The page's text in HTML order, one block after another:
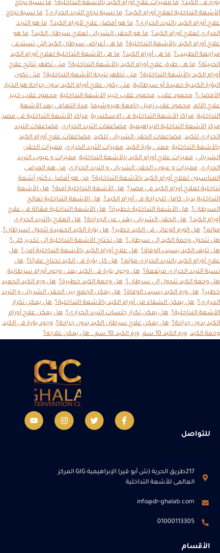
بؤرة فى الكبد؟, ما مميزات علاج أورام الكبد بالأشعة التداخلية؟, ما نسبة نجاح
الأشعة التداخلية لعلاج أورام الكبد؟, ما نسبة نجاح التردد الحرارى؟, ما نسبة نجاح
علاج أورام الكبد بالتردد الحرارى؟, ما هو أفضل علاج لأورام الكبد؟, ما هو التردد
الحرارى لعلاج أورام الكبد؟, ما هو الحقن الشريانى لعلاج سرطان الكبد؟, ما هو
علاج أورام الكبد بالأشعة التداخلية؟, ما هى أعراض سرطان الكبد التي تستدعى
مراجعة الطبيب؟, ما هى أورام الكبد؟, ما هى الأشعة التداخلية لعلاج أورام الكبد
الخبيثة؟, ما هى طرق علاج أورام الكبد بالأشعة التداخلية؟, متى تظهر نتائج علاج
أورام الكبد بالأشعة التداخلية؟, متى تظهر نتيجة الأشعة التداخلية؟, متى تكون
البؤرة الكبدية حميدة أو سرطانية, متى يكون علاج أورام الكبد بدون جراحة هو الخيار
الأفضل؟, محمود غلاب, محمود غلاب خبير الأشعة التداخلية, محمود غلاب خبير
علاج الألم, محمود غلاب زميل جامعة هيروشيما, مدة التعافى بعد الأشعة
التداخلية, مراكز الأشعة التداخلية فى الإسكندرية, مراكز الأشعة التداخلية فى مصر,
مركز الأشعة التداخلية الابراهيمية, مضاعفات التردد الحرارى, مضاعفات التردد
الحرارى للكبد, مضاعفات الحقن الشريانى للكبد, مضاعفات علاج أورام الكبد
بالأشعة التداخلية, معنى بؤرة الكبد, مميزات التردد الحرارى, مميزات الحقن
الشريانى, مميزات علاج أورام الكبد بالأشعة التداخلية, مميزات و عيوب التردد
الحرارى, مميزات و عيوب الحقن الشريانى و التردد الحرارى, من هم المرضى
المناسبون لعلاج أورام الكبد بالأشعة التداخلية؟, من هو أفضل دكتور أشعة
تداخلية لعلاج أورام الكبد فى مصر؟, هل الأشعة التداخلية آمنة؟, هل الأشعة
التداخلية بديل كامل للجراحة فى أورام الكبد؟, هل الأشعة التداخلية تعالج
السرطان؟, هل الأشعة التداخلية خطيرة؟, هل الأشعة التداخلية فعّالة فى علاج
أورام الكبد؟, هل الحقن الشريانى يغنى عن الجراحة؟, هل العلاج بالتردد الحرارى
مؤلم؟, هل الورم الوعائى فى الكبد خطير؟, هل بؤرة الكبد الحميدة تتحول لسرطان؟,
هل تتحول وحمة الكبد إلى سرطان؟, هل تحتاج الأشعة التداخلية إلى تخدير كلى؟,
هل تليف الكبد يسبب الوفاة؟, هل علاج أورام الكبد بالأشعة التداخلية آمن؟, هل
علاج أورام الكبد بالتردد الحرارى مؤلم؟, هل كل بؤرة فى الكبد تحتاج علاجًا؟, هل
نسبة التردد الحرارى مرتفعة؟, هل وجود بؤرة فى الكبد يعنى وجود أورام سرطانية,
هل وحمة الكبد تتحول إلى سرطان؟, هل وحمة الكبد خطيرة؟, هل ورم الكبد الحميد
خطير؟, هل ورم الكبد يسبب الوفاة؟, هل يمكن الجمع بين الحقن الشريانى و التردد
الحرارى؟, هل يمكن الشفاء من أورام الكبد بالأشعة التداخلية؟, هل يمكن تكرار
الأشعة التداخلية؟, هل يمكن تكرار جلسات التردد الحرارى؟, هل يمكن علاج أورام
الكبد بدون جراحة؟, هل يمكن علاج سرطان الكبد بدون جراحة؟, وجود بؤرة فى الكبد,
وحمة الكبد, ورم الكبد 10 سم , ورم الكبد 10 سم.. هل يمكن علاجه؟
للتواصل
217طريق الحرية (ش أبو قير) الإبراهيمية GIG المركز
العالمى للأشعة التداخلية
info@dr-ghalab.com
01000113305
الأقسام